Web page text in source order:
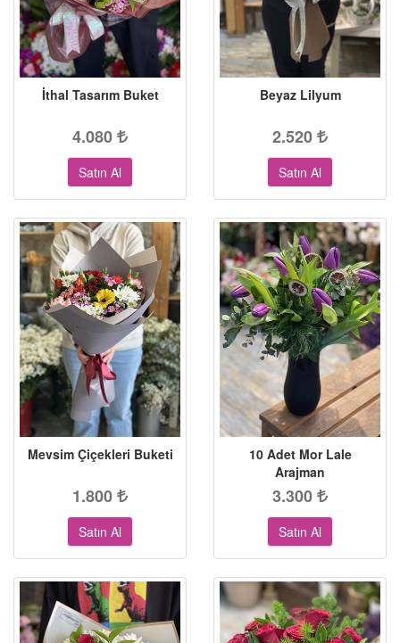
İthal Tasarım Buket
4.080
Satın Al
Beyaz Lilyum
2.520
Satın Al
Mevsim Çiçekleri Buketi
1.800
Satın Al
10 Adet Mor Lale
Arajman
3.300
Satın Al